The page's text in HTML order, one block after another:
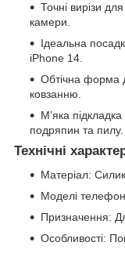
Точні вирізи
камери.
Ідеальна
iPhone 14.
Обтічна форма
ковзанню.
М’яка
подряпин та пилу.
Технічні
Матеріал:
Моделі
Призначення:
Особливості: